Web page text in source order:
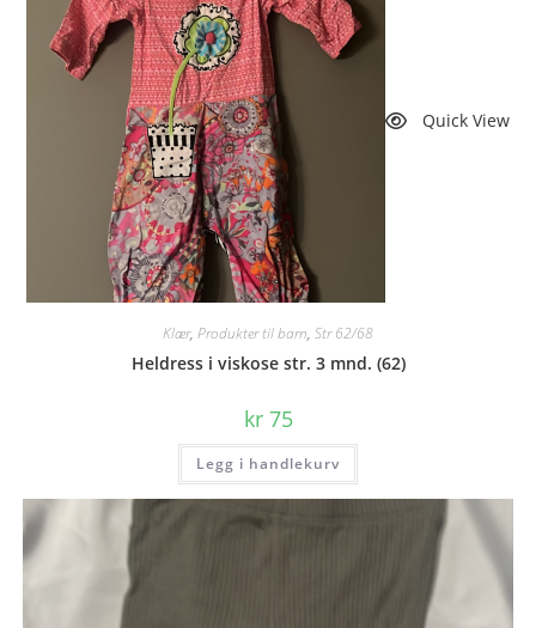
Quick View
Klær, Produkter til barn, Str 62/68
Heldress i viskose str. 3 mnd. (62)
kr75
Legg i handlekurv